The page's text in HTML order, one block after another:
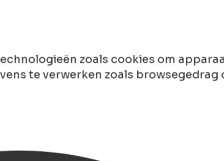
zoals cookies om
te verwerken zoals browsegedrag